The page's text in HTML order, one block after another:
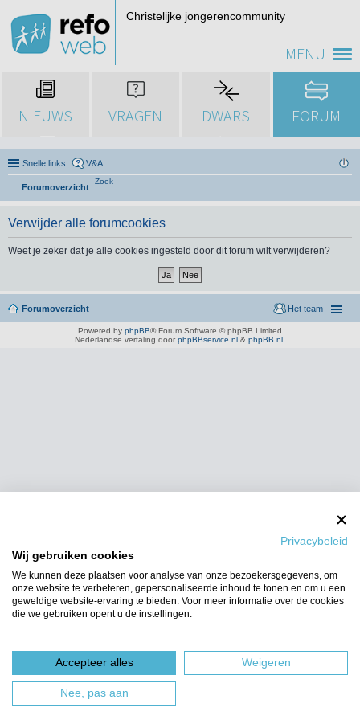
MENU
Christelijke jongerencommunity
NIEUWS VRAGEN DWARS FORUM
Snelle links V&A
Forumoverzicht
Zoek
Verwijder alle forumcookies
Weet je zeker dat je alle cookies ingesteld door dit forum wilt verwijderen?
Forumoverzicht Het team
Powered by phpBB® Forum Software © phpBB Limited
Nederlandse vertaling door phpBBservice.nl & phpBB.nl
Privacybeleid
Wij gebruiken cookies
We kunnen deze plaatsen voor analyse van onze bezoekersgegevens, om
onze website te verbeteren, gepersonaliseerde inhoud te tonen en om u een
geweldige website-ervaring te bieden. Voor meer informatie over de cookies
die we gebruiken opent u de instellingen.
Accepteer alles Weigeren
Nee, pas aan